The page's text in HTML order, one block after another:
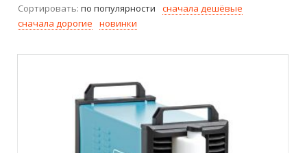
Сортировать: по популярности
сначала дешёвые
сначала дорогие
новинки